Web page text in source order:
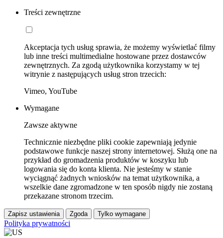
Treści zewnętrzne
Akceptacja tych usług sprawia, że możemy wyświetlać filmy
lub inne treści multimedialne hostowane przez dostawców
zewnętrznych. Za zgodą użytkownika korzystamy w tej
witrynie z następujących usług stron trzecich:
Vimeo, YouTube
Wymagane
Zawsze aktywne
Technicznie niezbędne pliki cookie zapewniają jedynie
podstawowe funkcje naszej strony internetowej. Służą one na
przykład do gromadzenia produktów w koszyku lub
logowania się do konta klienta. Nie jesteśmy w stanie
wyciągnąć żadnych wniosków na temat użytkownika, a
wszelkie dane zgromadzone w ten sposób nigdy nie zostaną
przekazane stronom trzecim.
Zapisz ustawienia Zgoda Tylko wymagane
Polityka prywatności